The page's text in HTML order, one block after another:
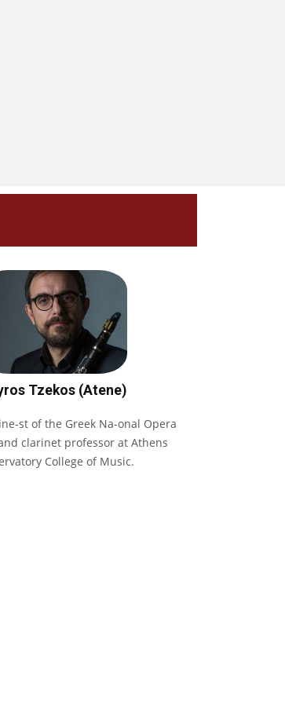
Tzekos (Atene)
st of the Greek Na-onal Opera
clarinet professor at Athens
College of Music.